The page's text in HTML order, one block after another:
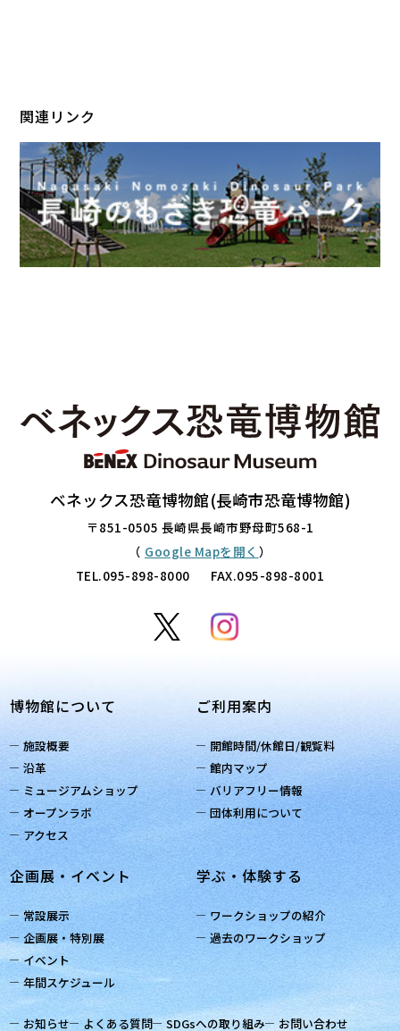
関連リンク
ベネックス恐竜博物館(長崎市恐竜博物館)
〒851-0505 長崎県長崎市野母町568-1
（ Google Mapを開く ）
TEL.095-898-8000 FAX.095-898-8001
博物館について
施設概要
沿革
ミュージアムショップ
オープンラボ
アクセス
ご利用案内
開館時間/休館日/観覧料
館内マップ
バリアフリー情報
団体利用について
企画展・イベント
常設展示
企画展・特別展
イベント
年間スケジュール
学ぶ・体験する
ワークショップの紹介
過去のワークショップ
お知らせ よくある質問 SDGsへの取り組み お問い合わせ